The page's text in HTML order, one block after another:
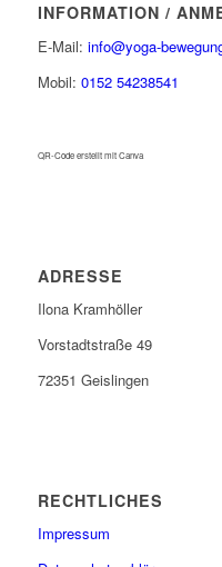
INFORMATION /
E-Mail: info@yoga-
Mobil: 0152 54238541
QR-Code erstellt mit Canva
ADRESSE
Ilona Kramhöller
Vorstadtstraße 49
72351 Geislingen
RECHTLICHES
Impressum